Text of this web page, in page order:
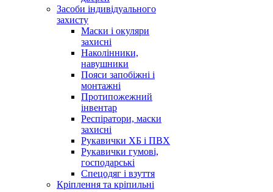
Засоби індивідуального
захисту
Маски і окуляри
захисні
Наколінники,
навушники
Пояси запобіжні і
монтажні
Протипожежний
інвентар
Респіратори, маски
захисні
Рукавички ХБ і ПВХ
Рукавички гумові,
господарські
Спецодяг і взуття
Кріплення та кріпильні